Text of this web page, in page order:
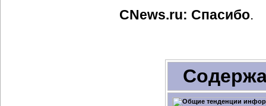
CNews.ru: Спасибо.